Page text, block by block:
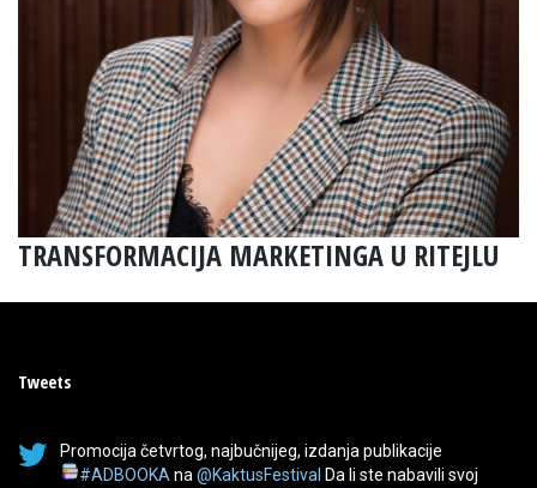
TRANSFORMACIJA MARKETINGA U RITEJLU
Tweets
Promocija četvrtog, najbučnijeg, izdanja publikacije
#ADBOOKA na @KaktusFestival Da li ste nabavili svoj